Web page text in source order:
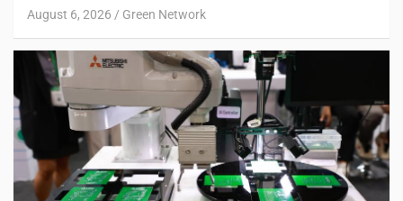
August 6, 2026 Green Network